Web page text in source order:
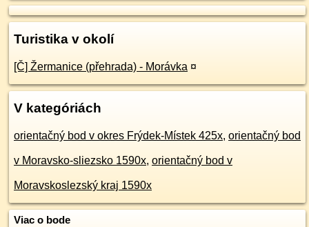
Turistika v okolí
[Č] Žermanice (přehrada) - Morávka ¤
V kategóriách
orientačný bod v okres Frýdek-Místek 425x, orientačný bod
v Moravsko-sliezsko 1590x, orientačný bod v
Moravskoslezský kraj 1590x
Viac o bode